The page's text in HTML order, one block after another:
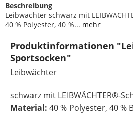
Beschreibung
Leibwächter schwarz mit
40 % Polyester, 40 %... mehr
Produktinformationen
Sportsocken"
Leibwächter
schwarz mit LEIBWÄCHTER®-
Material: 40 % Polyester, 40 %